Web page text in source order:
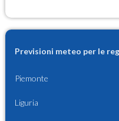
Previsioni meteo per le
Piemonte
Liguria